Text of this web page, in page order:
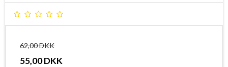
62,00 DKK
55,00 DKK